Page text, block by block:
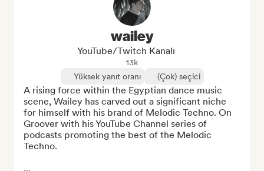
wailey
YouTube/Twitch Kanalı
13k
Yüksek yanıt oranı
(Çok) seçici
A rising force within the Egyptian dance music
scene, Wailey has carved out a significant niche
for himself with his brand of Melodic Techno. On
Groover with his YouTube Channel series of
podcasts promoting the best of the Melodic
Techno.
...